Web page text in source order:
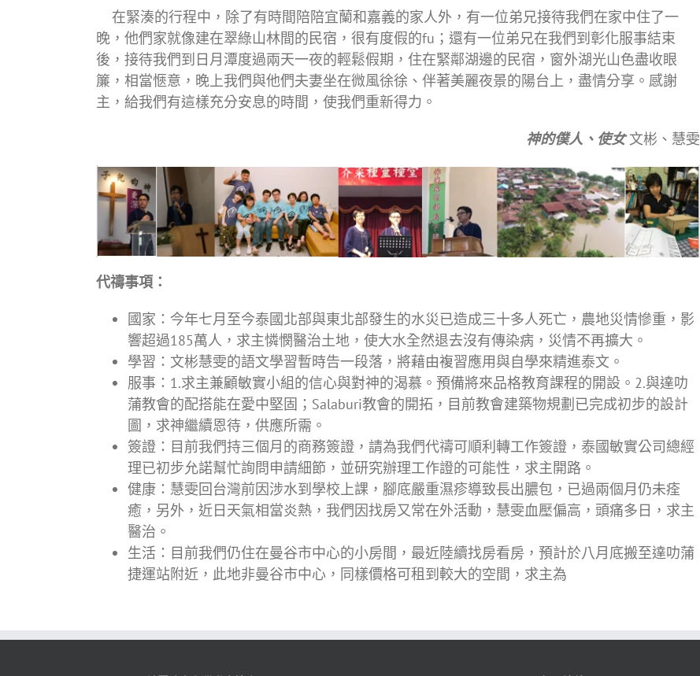
在緊湊的行程中，除了有時間陪陪宜蘭和嘉義的家人外，有一位弟兄接待我們在家中住了一
晚，他們家就像建在翠綠山林間的民宿，很有度假的fu；還有一位弟兄在我們到彰化服事結束
後，接待我們到日月潭度過兩天一夜的輕鬆假期，住在緊鄰湖邊的民宿，窗外湖光山色盡收眼
簾，相當愜意，晚上我們與他們夫妻坐在微風徐徐、伴著美麗夜景的陽台上，盡情分享。感謝
主，給我們有這樣充分安息的時間，使我們重新得力。
神的僕人、使女 文彬、慧雯
代禱事項：
國家：今年七月至今泰國北部與東北部發生的水災已造成三十多人死亡，農地災情慘重，影
響超過185萬人，求主憐憫醫治土地，使大水全然退去沒有傳染病，災情不再擴大。
學習：文彬慧雯的語文學習暫時告一段落，將藉由複習應用與自學來精進泰文。
服事：1.求主兼顧敏實小組的信心與對神的渴慕。預備將來品格教育課程的開設。2.與達叻
蒲教會的配搭能在愛中堅固；Salaburi教會的開拓，目前教會建築物規劃已完成初步的設計
圖，求神繼續恩待，供應所需。
簽證：目前我們持三個月的商務簽證，請為我們代禱可順利轉工作簽證，泰國敏實公司總經
理已初步允諾幫忙詢問申請細節，並研究辦理工作證的可能性，求主開路。
健康：慧雯回台灣前因涉水到學校上課，腳底嚴重濕疹導致長出膿包，已過兩個月仍未痊
癒，另外，近日天氣相當炎熱，我們因找房又常在外活動，慧雯血壓偏高，頭痛多日，求主
醫治。
生活：目前我們仍住在曼谷市中心的小房間，最近陸續找房看房，預計於八月底搬至達叻蒲
捷運站附近，此地非曼谷市中心，同樣價格可租到較大的空間，求主為